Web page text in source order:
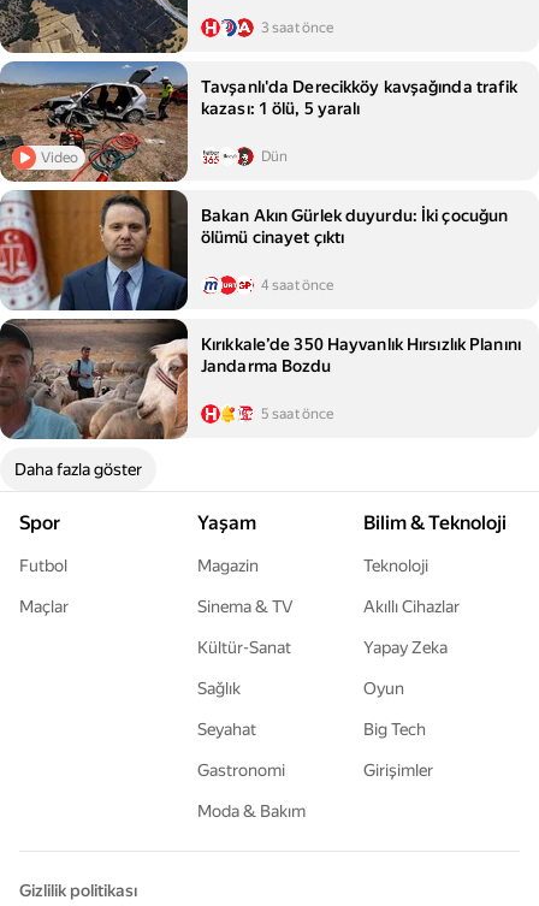
3 saat önce
Video
Tavşanlı'da Derecikköy kavşağında trafik
kazası: 1 ölü, 5 yaralı
Dün
Bakan Akın Gürlek duyurdu: İki çocuğun
ölümü cinayet çıktı
4 saat önce
Kırıkkale’de 350 Hayvanlık Hırsızlık Planını
Jandarma Bozdu
5 saat önce
Daha fazla göster
Spor
Futbol
Maçlar
Yaşam
Magazin
Sinema & TV
Kültür-Sanat
Sağlık
Seyahat
Gastronomi
Moda & Bakım
Bilim & Teknoloji
Teknoloji
Akıllı Cihazlar
Yapay Zeka
Oyun
Big Tech
Girişimler
Gizlilik politikası